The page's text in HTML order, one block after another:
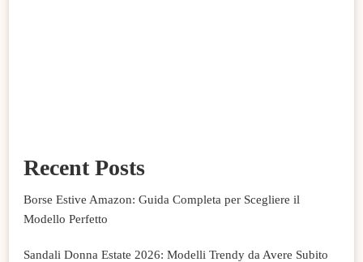
Recent Posts
Borse Estive Amazon: Guida Completa per Scegliere il
Modello Perfetto
Sandali Donna Estate 2026: Modelli Trendy da Avere Subito